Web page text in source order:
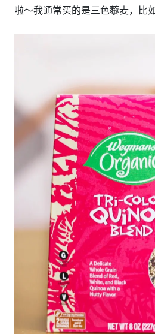
啦～我通常买的是三色藜麦，比